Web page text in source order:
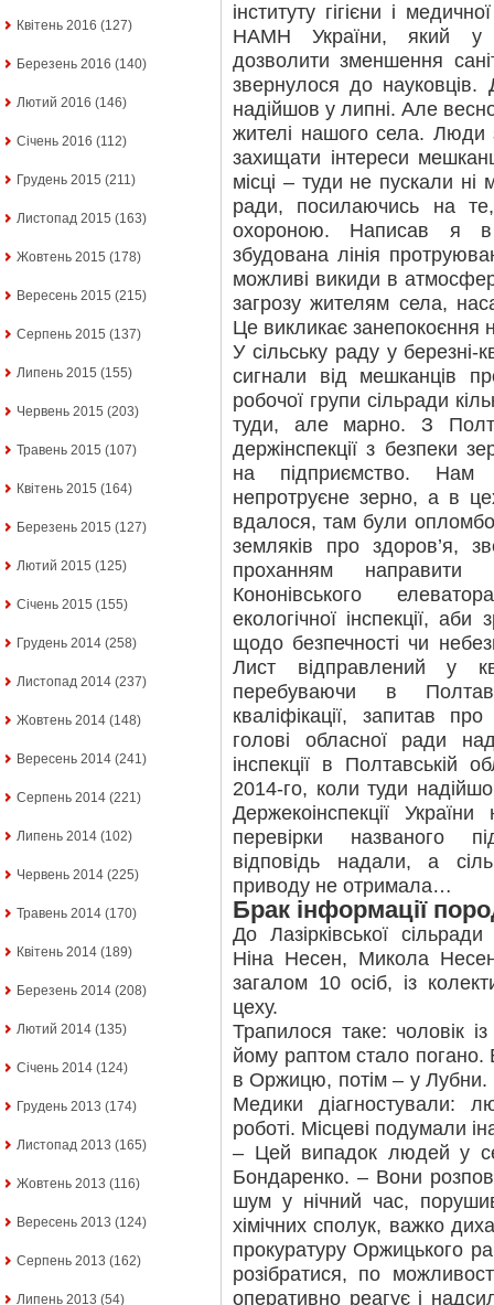
Квітень 2016 (127)
Березень 2016 (140)
Лютий 2016 (146)
Січень 2016 (112)
Грудень 2015 (211)
Листопад 2015 (163)
Жовтень 2015 (178)
Вересень 2015 (215)
Серпень 2015 (137)
Липень 2015 (155)
Червень 2015 (203)
Травень 2015 (107)
Квітень 2015 (164)
Березень 2015 (127)
Лютий 2015 (125)
Січень 2015 (155)
Грудень 2014 (258)
Листопад 2014 (237)
Жовтень 2014 (148)
Вересень 2014 (241)
Серпень 2014 (221)
Липень 2014 (102)
Червень 2014 (225)
Травень 2014 (170)
Квітень 2014 (189)
Березень 2014 (208)
Лютий 2014 (135)
Січень 2014 (124)
Грудень 2013 (174)
Листопад 2013 (165)
Жовтень 2013 (116)
Вересень 2013 (124)
Серпень 2013 (162)
Липень 2013 (54)
інституту гігієни і
НАМН України, який у
дозволити зменшення
звернулося до науковців.
надійшов у липні. Але
жителі нашого села.
захищати інтереси
місці – туди не пускали ні
ради, посилаючись на
охороною. Написав я в
збудована лінія
можливі викиди в
загрозу жителям села,
Це викликає занепокоєння
У сільську раду у березні-
сигнали від мешканців
робочої групи сільради
туди, але марно. З
держінспекції з безпеки
на підприємство. Нам
непротруєне зерно, а в
вдалося, там були
земляків про здоров’я,
проханням направити
Кононівського
екологічної інспекції,
щодо безпечності чи
Лист відправлений у
перебуваючи в
кваліфікації, запитав
голові обласної ради
інспекції в Полтавській
2014-го, коли туди
Держекоінспекції
перевірки названого
відповідь надали, а
приводу не отримала…
Брак інформації
До Лазірківської
Ніна Несен, Микола
загалом 10 осіб, із
цеху.
Трапилося таке: чоловік
йому раптом стало погано.
в Оржицю, потім – у Лубни.
Медики діагностували:
роботі. Місцеві подумали
– Цей випадок людей у
Бондаренко. – Вони
шум у нічний час,
хімічних сполук, важко
прокуратуру Оржицького
розібратися, по
оперативно реагує і